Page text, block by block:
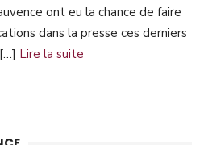
ont eu la chance de faire
dans la presse ces derniers
Lire la suite